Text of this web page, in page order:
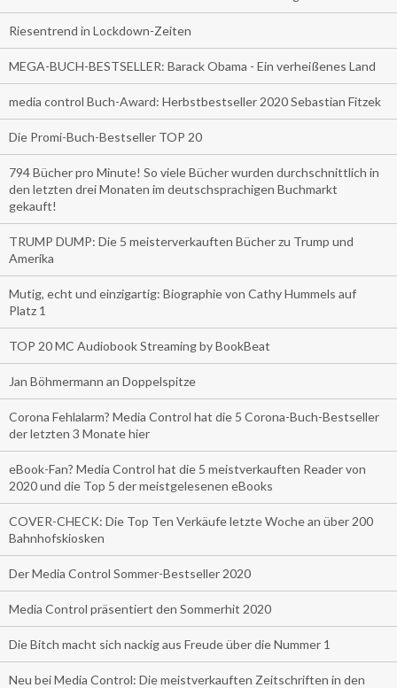
Riesentrend in Lockdown-Zeiten
MEGA-BUCH-BESTSELLER: Barack Obama - Ein verheißenes Land
media control Buch-Award: Herbstbestseller 2020 Sebastian Fitzek
Die Promi-Buch-Bestseller TOP 20
794 Bücher pro Minute! So viele Bücher wurden durchschnittlich in
den letzten drei Monaten im deutschsprachigen Buchmarkt
gekauft!
TRUMP DUMP: Die 5 meisterverkauften Bücher zu Trump und
Amerika
Mutig, echt und einzigartig: Biographie von Cathy Hummels auf
Platz 1
TOP 20 MC Audiobook Streaming by BookBeat
Jan Böhmermann an Doppelspitze
Corona Fehlalarm? Media Control hat die 5 Corona-Buch-Bestseller
der letzten 3 Monate hier
eBook-Fan? Media Control hat die 5 meistverkauften Reader von
2020 und die Top 5 der meistgelesenen eBooks
COVER-CHECK: Die Top Ten Verkäufe letzte Woche an über 200
Bahnhofskiosken
Der Media Control Sommer-Bestseller 2020
Media Control präsentiert den Sommerhit 2020
Die Bitch macht sich nackig aus Freude über die Nummer 1
Neu bei Media Control: Die meistverkauften Zeitschriften in den